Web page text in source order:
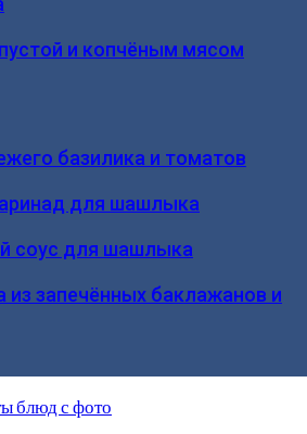
и копчёным мясом
базилика и томатов
для шашлыка
соус для шашлыка
из запечённых баклажанов и